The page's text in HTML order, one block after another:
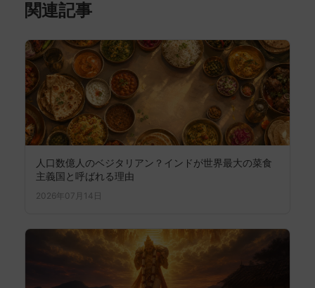
関連記事
人口数億人のベジタリアン？インドが世界最大の菜食
主義国と呼ばれる理由
2026年07月14日